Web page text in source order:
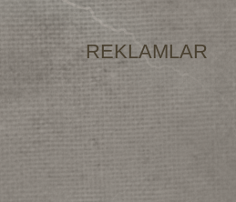
REKLAMLAR